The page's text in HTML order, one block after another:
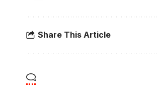
Share This Article